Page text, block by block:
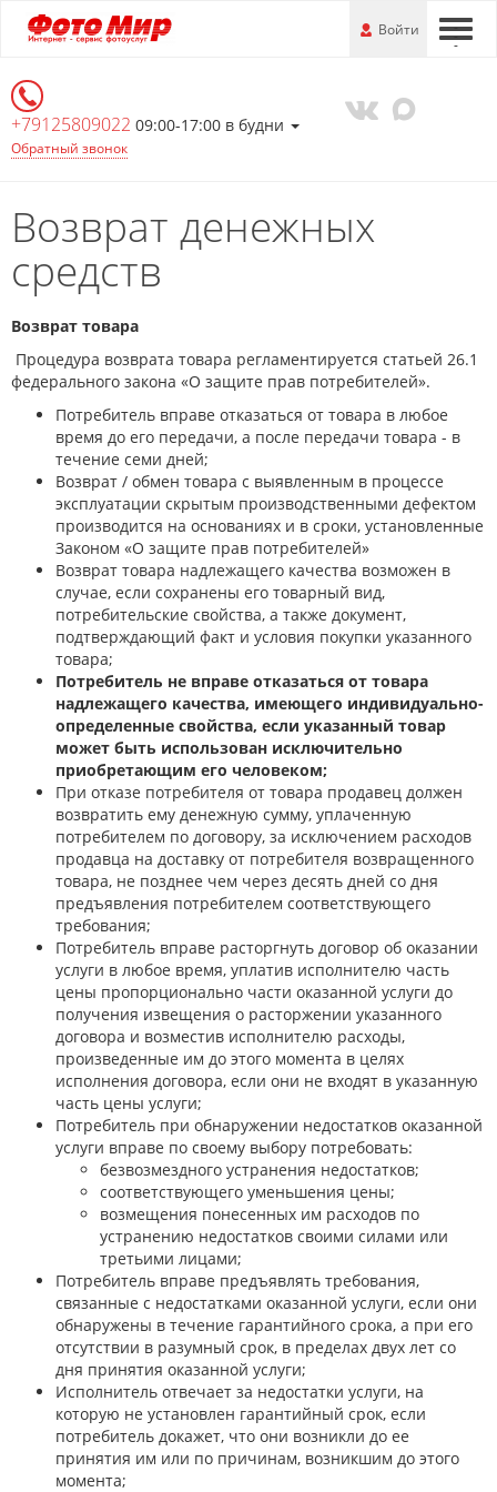
Перейти
к
информации
---
Войти
+79125809022 09:00-17:00 в будни
Обратный звонок
Возврат денежных
средств
Возврат товара
Процедура возврата товара регламентируется статьей 26.1
федерального закона «О защите прав потребителей».
Потребитель вправе отказаться от товара в любое
время до его передачи, а после передачи товара - в
течение семи дней;
Возврат / обмен товара с выявленным в процессе
эксплуатации скрытым производственными дефектом
производится на основаниях и в сроки, установленные
Законом «О защите прав потребителей»
Возврат товара надлежащего качества возможен в
случае, если сохранены его товарный вид,
потребительские свойства, а также документ,
подтверждающий факт и условия покупки указанного
товара;
Потребитель не вправе отказаться от товара
надлежащего качества, имеющего индивидуально-
определенные свойства, если указанный товар
может быть использован исключительно
приобретающим его человеком;
При отказе потребителя от товара продавец должен
возвратить ему денежную сумму, уплаченную
потребителем по договору, за исключением расходов
продавца на доставку от потребителя возвращенного
товара, не позднее чем через десять дней со дня
предъявления потребителем соответствующего
требования;
Потребитель вправе расторгнуть договор об оказании
услуги в любое время, уплатив исполнителю часть
цены пропорционально части оказанной услуги до
получения извещения о расторжении указанного
договора и возместив исполнителю расходы,
произведенные им до этого момента в целях
исполнения договора, если они не входят в указанную
часть цены услуги;
Потребитель при обнаружении недостатков оказанной
услуги вправе по своему выбору потребовать:
безвозмездного устранения недостатков;
соответствующего уменьшения цены;
возмещения понесенных им расходов по
устранению недостатков своими силами или
третьими лицами;
Потребитель вправе предъявлять требования,
связанные с недостатками оказанной услуги, если они
обнаружены в течение гарантийного срока, а при его
отсутствии в разумный срок, в пределах двух лет со
дня принятия оказанной услуги;
Исполнитель отвечает за недостатки услуги, на
которую не установлен гарантийный срок, если
потребитель докажет, что они возникли до ее
принятия им или по причинам, возникшим до этого
момента;